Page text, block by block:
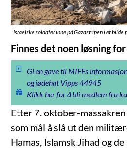
Israelske soldater inne på Gazastripen i et bilde
Finnes det noen løsning
Gi en gave til MIFFs
og jødehat Vipps 44945
Klikk her for å bli medlem fra
Etter 7. oktober-
som mål å slå ut den
Hamas, Islamsk Jihad og